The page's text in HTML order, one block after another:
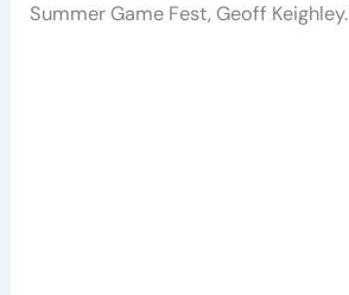
Summer Game Fest, Geoff Keighley.